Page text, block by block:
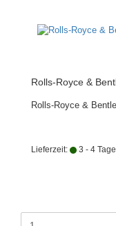
Rolls-Royce &
Rolls-Royce &
Lieferzeit: 3 - 4 Tage